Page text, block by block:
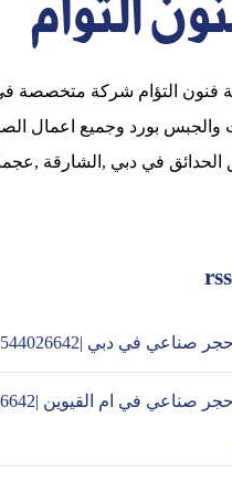
فنون التؤام شركة متخصصة
والجبس بورد وجميع اعمال
الحدائق في دبي ,الشارقة
rss
في دبي |0544026642| حجر طبيعي